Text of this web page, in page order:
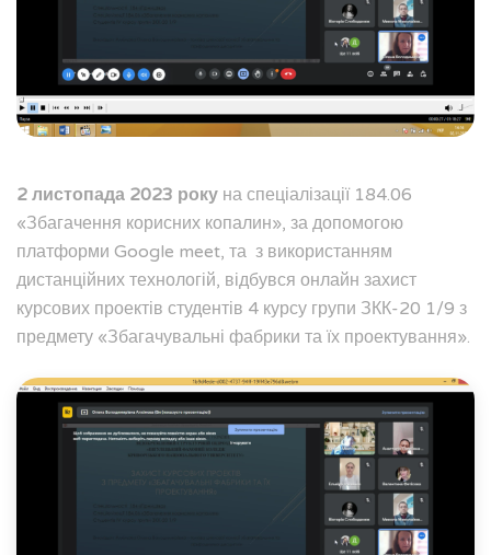
2 листопада 2023 року на спеціалізації 184.06
«Збагачення корисних копалин», за допомогою
платформи Google meet, та з використанням
дистанційних технологій, відбувся онлайн захист
курсових проектів студентів 4 курсу групи ЗКК-20 1/9 з
предмету «Збагачувальні фабрики та їх проектування».